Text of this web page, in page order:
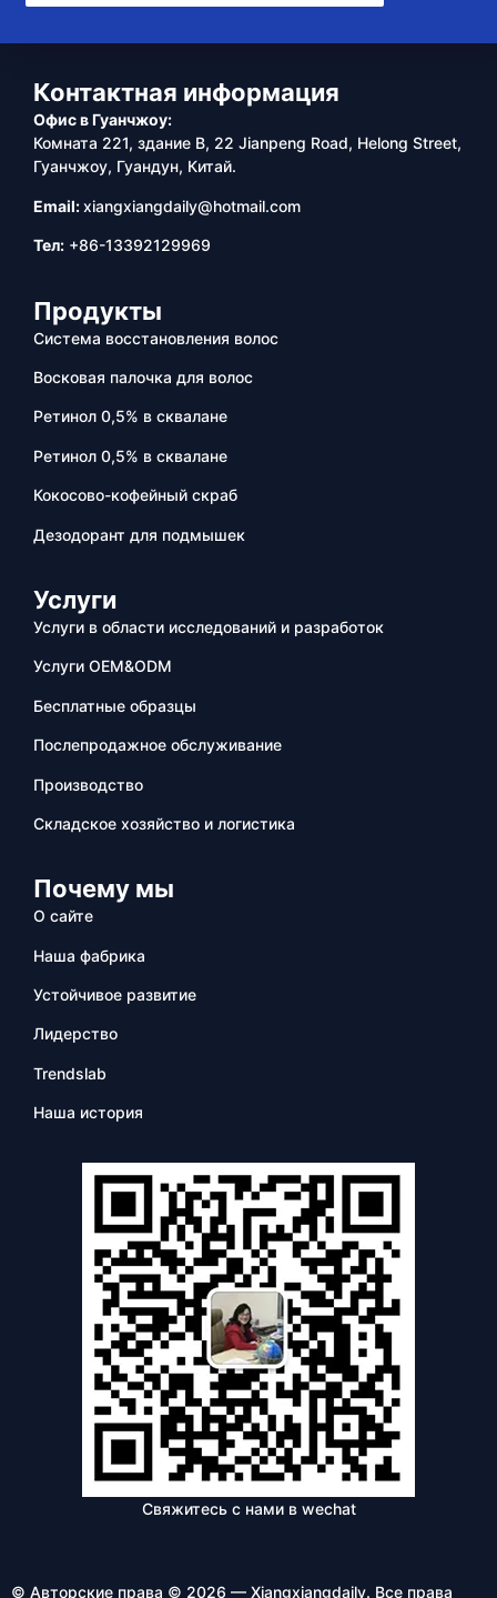
Контактная информация
Офис в Гуанчжоу:
Комната 221, здание B, 22 Jianpeng Road, Helong Street,
Гуанчжоу, Гуандун, Китай.
Email:xiangxiangdaily@hotmail.com
Тел: +86-13392129969
Продукты
Система восстановления волос
Восковая палочка для волос
Ретинол 0,5% в сквалане
Ретинол 0,5% в сквалане
Кокосово-кофейный скраб
Дезодорант для подмышек
Услуги
Услуги в области исследований и разработок
Услуги OEM&ODM
Бесплатные образцы
Послепродажное обслуживание
Производство
Складское хозяйство и логистика
Почему мы
О сайте
Наша фабрика
Устойчивое развитие
Лидерство
Trendslab
Наша история
Свяжитесь с нами в wechat
© Авторские права © 2026 — Xiangxiangdaily. Все права